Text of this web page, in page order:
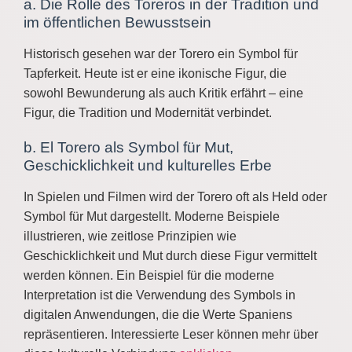
a. Die Rolle des Toreros in der Tradition und
im öffentlichen Bewusstsein
Historisch gesehen war der Torero ein Symbol für
Tapferkeit. Heute ist er eine ikonische Figur, die
sowohl Bewunderung als auch Kritik erfährt – eine
Figur, die Tradition und Modernität verbindet.
b. El Torero als Symbol für Mut,
Geschicklichkeit und kulturelles Erbe
In Spielen und Filmen wird der Torero oft als Held oder
Symbol für Mut dargestellt. Moderne Beispiele
illustrieren, wie zeitlose Prinzipien wie
Geschicklichkeit und Mut durch diese Figur vermittelt
werden können. Ein Beispiel für die moderne
Interpretation ist die Verwendung des Symbols in
digitalen Anwendungen, die die Werte Spaniens
repräsentieren. Interessierte Leser können mehr über